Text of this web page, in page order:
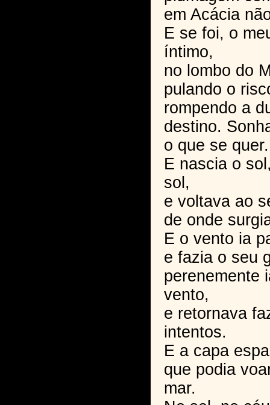
em Acácia
E se foi, o
íntimo,
no lombo do
pulando o
rompendo a
destino.
o que se quer.
E nascia o
sol,
e voltava ao
de onde
E o vento ia
e fazia o seu
perenemente
vento,
e retornava
intentos.
E a capa
que podia
mar.